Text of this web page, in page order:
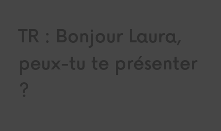
TR : Bonjour Laura,
peux-tu te présenter
?